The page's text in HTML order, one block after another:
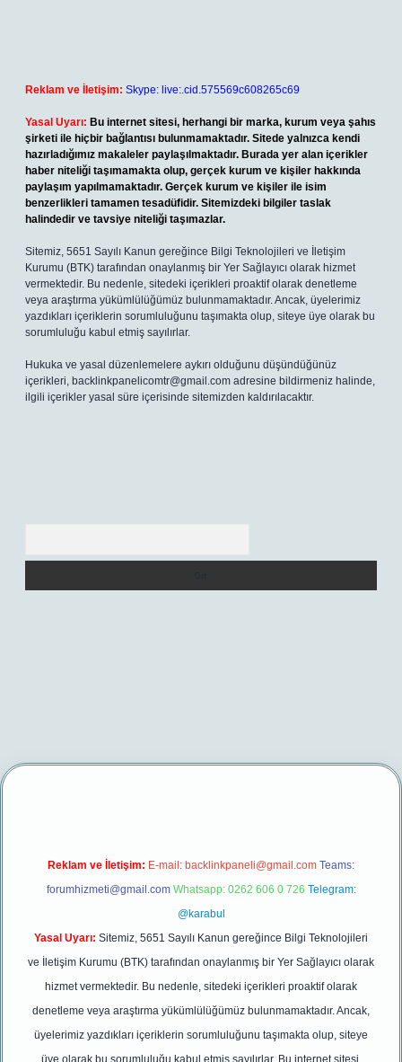
Reklam ve İletişim: Skype: live:.cid.575569c608265c69
Yasal Uyarı: Bu internet sitesi, herhangi bir marka, kurum veya şahıs
şirketi ile hiçbir bağlantısı bulunmamaktadır. Sitede yalnızca kendi
hazırladığımız makaleler paylaşılmaktadır. Burada yer alan içerikler
haber niteliği taşımamakta olup, gerçek kurum ve kişiler hakkında
paylaşım yapılmamaktadır. Gerçek kurum ve kişiler ile isim
benzerlikleri tamamen tesadüfidir. Sitemizdeki bilgiler taslak
halindedir ve tavsiye niteliği taşımazlar.
Sitemiz, 5651 Sayılı Kanun gereğince Bilgi Teknolojileri ve İletişim
Kurumu (BTK) tarafından onaylanmış bir Yer Sağlayıcı olarak hizmet
vermektedir. Bu nedenle, sitedeki içerikleri proaktif olarak denetleme
veya araştırma yükümlülüğümüz bulunmamaktadır. Ancak, üyelerimiz
yazdıkları içeriklerin sorumluluğunu taşımakta olup, siteye üye olarak bu
sorumluluğu kabul etmiş sayılırlar.
Hukuka ve yasal düzenlemelere aykırı olduğunu düşündüğünüz
içerikleri, backlinkpanelicomtr@gmail.com adresine bildirmeniz halinde,
ilgili içerikler yasal süre içerisinde sitemizden kaldırılacaktır.
betexper yeni giriş
Reklam ve İletişim: E-mail: backlinkpaneli@gmail.com Teams:
forumhizmeti@gmail.com Whatsapp: 0262 606 0 726 Telegram:
@karabul
Yasal Uyarı: Sitemiz, 5651 Sayılı Kanun gereğince Bilgi Teknolojileri
ve İletişim Kurumu (BTK) tarafından onaylanmış bir Yer Sağlayıcı olarak
hizmet vermektedir. Bu nedenle, sitedeki içerikleri proaktif olarak
denetleme veya araştırma yükümlülüğümüz bulunmamaktadır. Ancak,
üyelerimiz yazdıkları içeriklerin sorumluluğunu taşımakta olup, siteye
üye olarak bu sorumluluğu kabul etmiş sayılırlar. Bu internet sitesi,